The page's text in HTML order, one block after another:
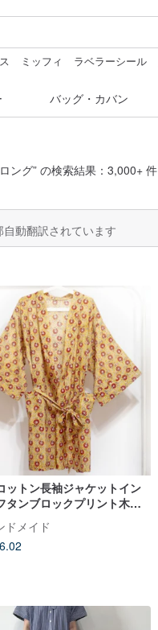
ミッフィ ラベラーシール
バッグ・カバン
ング” の検索結果：3,000+ 件
自動翻訳されています
ットン長袖ジャケットイン
タンブロックプリント木版
ドメイド